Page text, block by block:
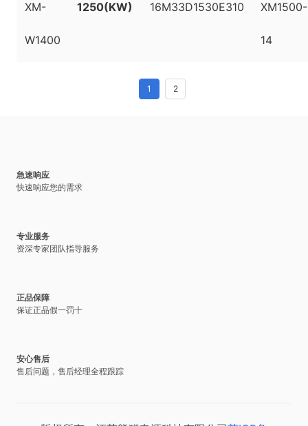
XM-
W1400
1250(KW) 16M33D1530E310 XM1500-
14
1 2
急速响应
快速响应您的需求
专业服务
资深专家团队指导服务
正品保障
保证正品假一罚十
安心售后
售后问题，售后经理全程跟踪